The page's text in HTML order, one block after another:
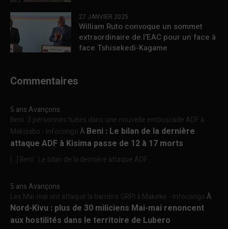
27 JANVIER 2025
William Ruto convoque un sommet
extraordinaire de l’EAC pour un face à
face Tshisekedi-Kagame
Commentaires
5 ans Avançons
Beni :3 personnes tuées dans une nouvelle embuscade ADF à
Makisabo - InfocongoÀ Beni : Le bilan de la dernière
attaque ADF à Kisima passe de 12 à 17 morts
[…] Beni : Le bilan de la dernière attaque ADF...
5 ans Avançons
Les Mai-mai ont attaqué la barrière GRPI à Makeke - InfocongoÀ
Nord-Kivu : plus de 30 miliciens Mai-mai renoncent
aux hostilités dans le territoire de Lubero